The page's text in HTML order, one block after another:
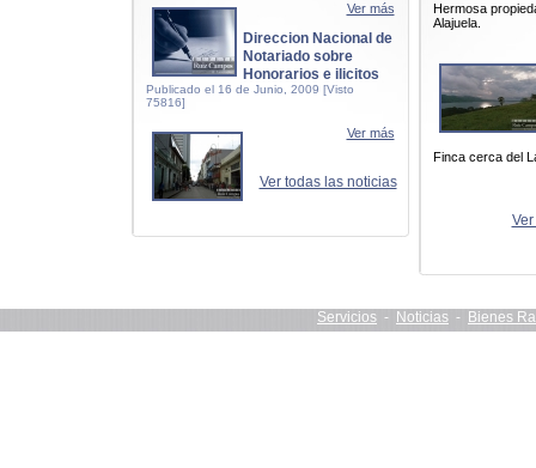
Ver más
Direccion Nacional de
Notariado sobre
Honorarios e ilicitos
Publicado el 16 de Junio, 2009 [Visto
75816]
Ver más
Ver todas las noticias
Hermosa
Alajuela.
Finca cerca del
Servicios - Noticias - Bienes